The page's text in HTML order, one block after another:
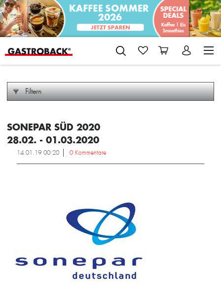
Filtern
SONEPAR SÜD 2020
28.02. - 01.03.2020
14.01.19 00:20 0 Kommentare